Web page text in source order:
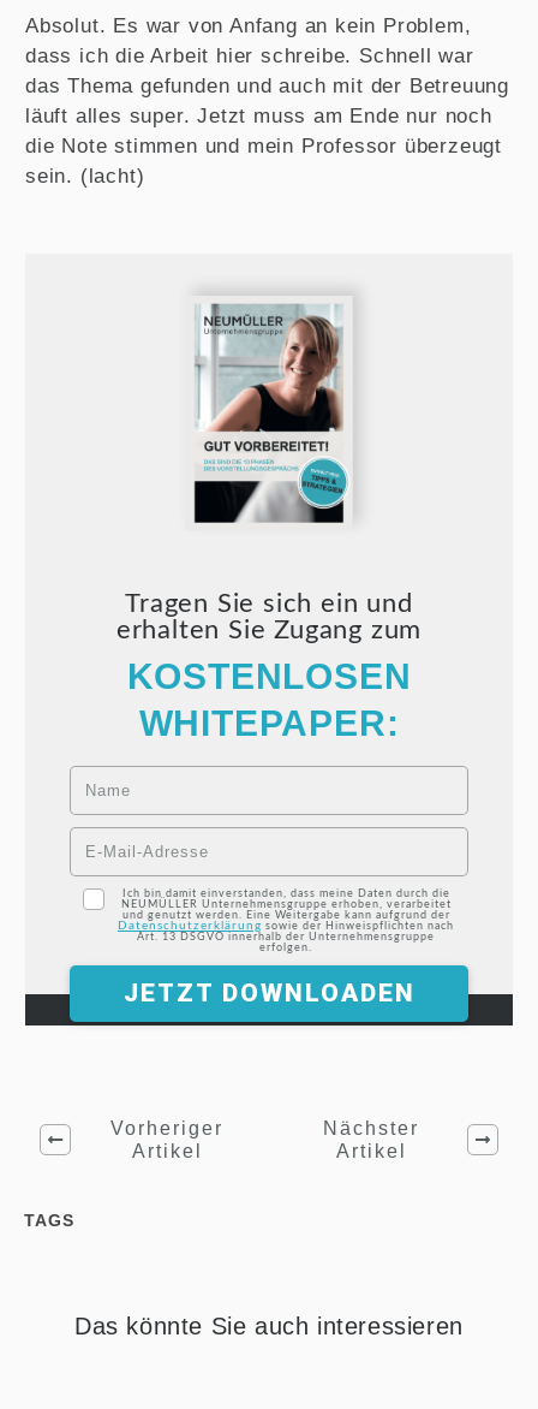
Absolut. Es war von Anfang an kein Problem,
dass ich die Arbeit hier schreibe. Schnell war
das Thema gefunden und auch mit der Betreuung
läuft alles super. Jetzt muss am Ende nur noch
die Note stimmen und mein Professor überzeugt
sein. (lacht)
Tragen Sie sich ein und
erhalten Sie Zugang zum
KOSTENLOSEN
WHITEPAPER:
Ich bin damit einverstanden, dass meine Daten durch die
NEUMÜLLER Unternehmensgruppe erhoben, verarbeitet
und genutzt werden. Eine Weitergabe kann aufgrund der
Datenschutzerklärung sowie der Hinweispflichten nach
Art. 13 DSGVO innerhalb der Unternehmensgruppe
erfolgen.
JETZT DOWNLOADEN
Vorheriger
Artikel
Nächster
Artikel
TAGS
Das könnte Sie auch interessieren